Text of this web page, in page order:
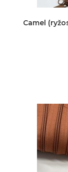
Camel